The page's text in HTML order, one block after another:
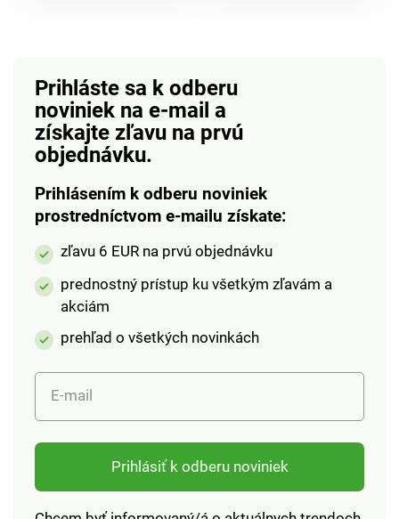
Veľkosť: pre dospelé
osoby. Upozornenie:
Používanie rúška s
odstupu 2 m od
ostatných osôb a
napomáha k zníženiu
prenosu vírusov, nie k
s aktívnym
Prihláste sa k odberu
noviniek na e-mail a
získajte zľavu na prvú
objednávku.
Prihlásením k odberu noviniek
prostredníctvom e-mailu získate:
zľavu 6 EUR na prvú objednávku
prednostný prístup ku všetkým zľavám a
akciám
prehľad o všetkých novinkách
E-mail
Prihlásiť k odberu noviniek